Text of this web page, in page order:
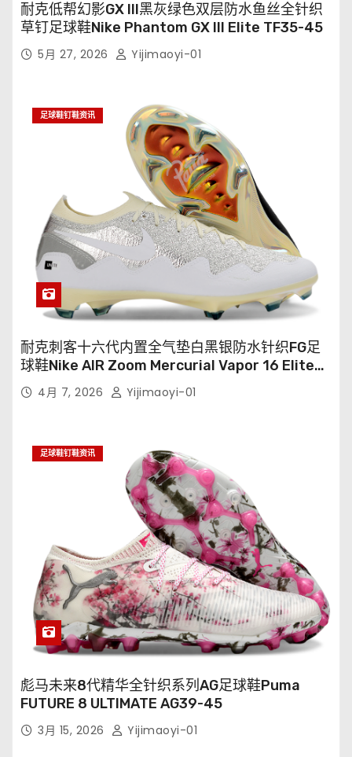
耐克低帮幻影GX III黑灰绿色双层防水鱼丝全针织
草钉足球鞋Nike Phantom GX III Elite TF35-45
5月 27, 2026 Yijimaoyi-01
足球鞋钉鞋资讯
耐克刺客十六代内置全气垫白黑银防水针织FG足
球鞋Nike AIR Zoom Mercurial Vapor 16 Elite
XXV FG35-45
4月 7, 2026 Yijimaoyi-01
足球鞋钉鞋资讯
彪马未来8代精华全针织系列AG足球鞋Puma
FUTURE 8 ULTIMATE AG39-45
3月 15, 2026 Yijimaoyi-01